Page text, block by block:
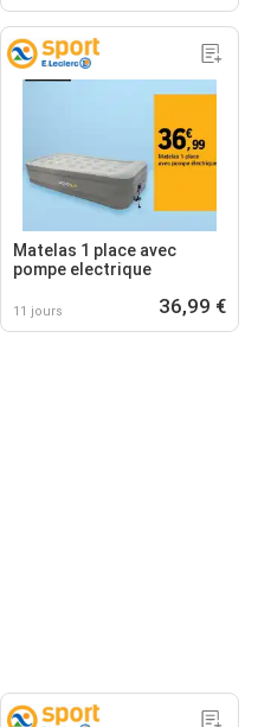
Matelas 1 place avec
pompe electrique
11 jours 36,99 €